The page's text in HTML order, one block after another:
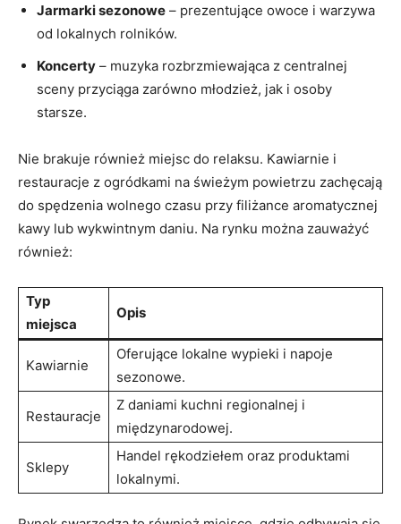
Jarmarki sezonowe – prezentujące owoce i warzywa
od lokalnych rolników.
Koncerty – muzyka rozbrzmiewająca z centralnej
sceny przyciąga zarówno młodzież, jak i osoby
starsze.
Nie brakuje również miejsc do relaksu. Kawiarnie i
restauracje z ogródkami na świeżym powietrzu zachęcają
do spędzenia wolnego czasu przy filiżance aromatycznej
kawy lub wykwintnym daniu. Na rynku można zauważyć
również:
Typ
miejsca
Opis
Kawiarnie
Oferujące lokalne wypieki i napoje
sezonowe.
Restauracje
Z daniami kuchni regionalnej i
międzynarodowej.
Sklepy
Handel rękodziełem oraz produktami
lokalnymi.